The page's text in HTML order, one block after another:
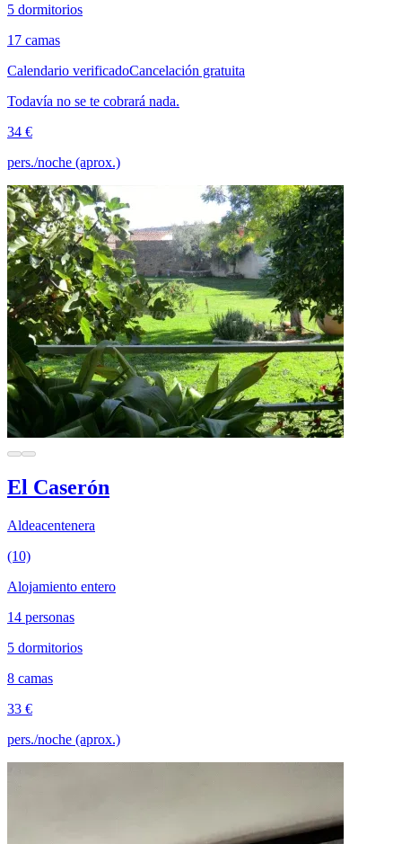
5 dormitorios
17 camas
Calendario verificadoCancelación gratuita
Todavía no se te cobrará nada.
34 €
pers./noche (aprox.)
El Caserón
Aldeacentenera
(10)
Alojamiento entero
14 personas
5 dormitorios
8 camas
33 €
pers./noche (aprox.)